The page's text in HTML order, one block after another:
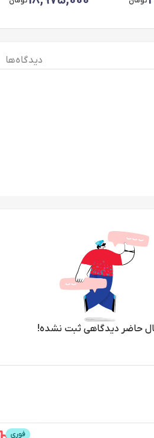
دیدگاه ها
حاضر دیدگاهی ثبت نشده!